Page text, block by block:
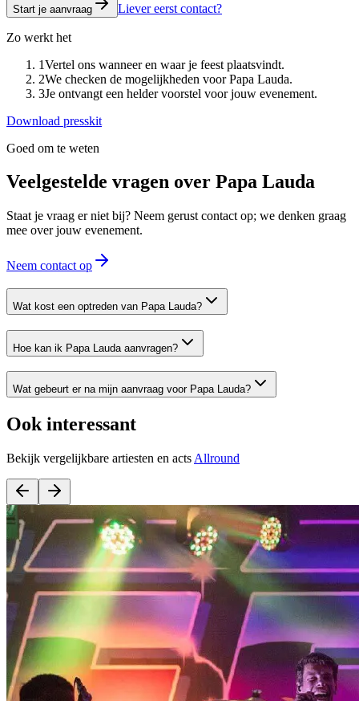
Start je aanvraag Liever eerst contact?
Zo werkt het
1Vertel ons wanneer en waar je feest plaatsvindt.
2We checken de mogelijkheden voor Papa Lauda.
3Je ontvangt een helder voorstel voor jouw evenement.
Download presskit
Goed om te weten
Veelgestelde vragen over Papa Lauda
Staat je vraag er niet bij? Neem gerust contact op; we denken graag
mee over jouw evenement.
Neem contact op
Wat kost een optreden van Papa Lauda?
Hoe kan ik Papa Lauda aanvragen?
Wat gebeurt er na mijn aanvraag voor Papa Lauda?
Ook interessant
Bekijk vergelijkbare artiesten en acts Allround